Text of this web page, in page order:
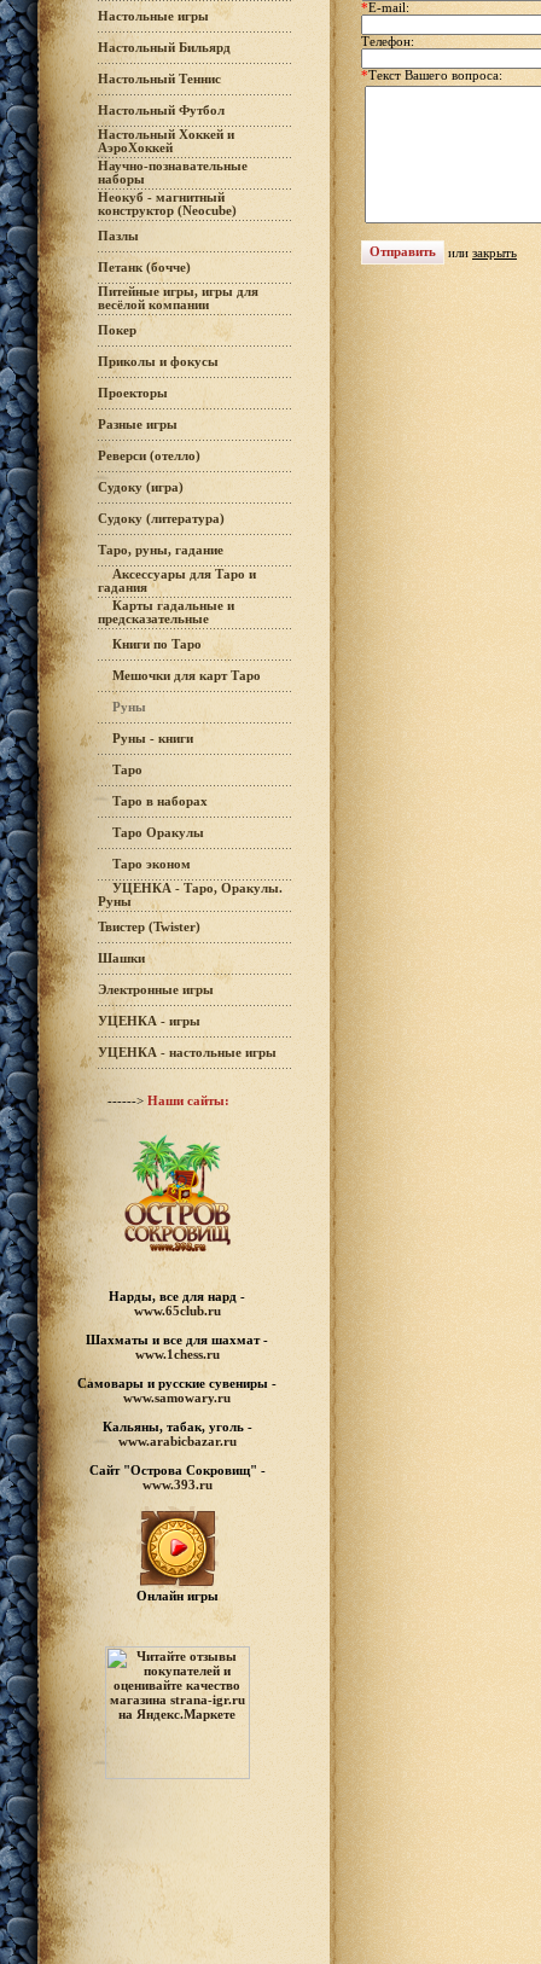
Настольные игры
Настольный Бильярд
Настольный Теннис
Настольный Футбол
Настольный Хоккей и
АэроХоккей
Научно-познавательные
наборы
Неокуб - магнитный
конструктор (Neocube)
Пазлы
Петанк (бочче)
Питейные игры, игры для
весёлой компании
Покер
Приколы и фокусы
Проекторы
Разные игры
Реверси (отелло)
Судоку (игра)
Судоку (литература)
Таро, руны, гадание
Аксессуары для Таро и
гадания
Карты гадальные и
предсказательные
Книги по Таро
Мешочки для карт Таро
Руны
Руны - книги
Таро
Таро в наборах
Таро Оракулы
Таро эконом
УЦЕНКА - Таро, Оракулы.
Руны
Твистер (Twister)
Шашки
Электронные игры
УЦЕНКА - игры
УЦЕНКА - настольные игры
------> Наши сайты:
Нарды, все для нард -
www.65club.ru
Шахматы и все для шахмат -
www.1chess.ru
Самовары и русские сувениры -
www.samowary.ru
Кальяны, табак, уголь -
www.arabicbazar.ru
Сайт "Острова Сокровищ" -
www.393.ru
Онлайн игры
*E-mail:
Телефон:
*Текст Вашего вопроса:
или закрыть